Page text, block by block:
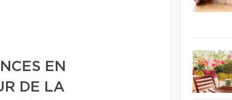
EN
DE LA